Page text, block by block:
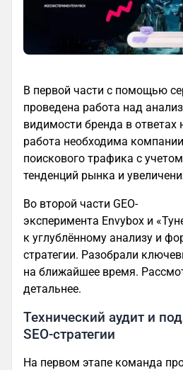
В первой части с помощью
проведена работа над
видимости бренда в ответах
работа необходима компании
поискового трафика с
тенденций рынка и
Во второй части GEO-
эксперимента Envybox и
к углублённому анализу и
стратегии. Разобрали
на ближайшее время.
детальнее.
Технический аудит и
SEO‑стратегии
На первом этапе команда